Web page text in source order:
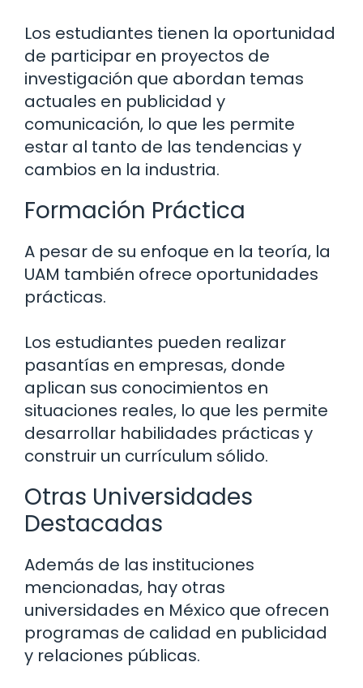
Los estudiantes tienen la oportunidad
de participar en proyectos de
investigación que abordan temas
actuales en publicidad y
comunicación, lo que les permite
estar al tanto de las tendencias y
cambios en la industria.
Formación Práctica
A pesar de su enfoque en la teoría, la
UAM también ofrece oportunidades
prácticas.
Los estudiantes pueden realizar
pasantías en empresas, donde
aplican sus conocimientos en
situaciones reales, lo que les permite
desarrollar habilidades prácticas y
construir un currículum sólido.
Otras Universidades
Destacadas
Además de las instituciones
mencionadas, hay otras
universidades en México que ofrecen
programas de calidad en publicidad
y relaciones públicas.